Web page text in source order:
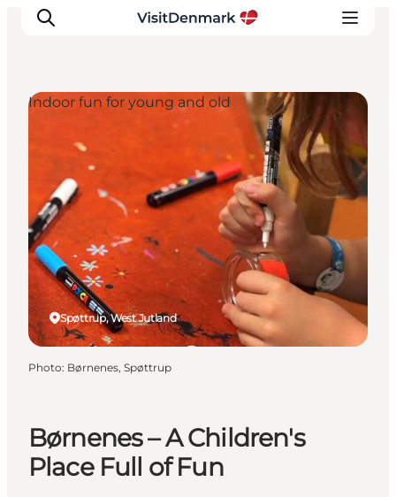
Inspirations
Destinations
Quoi faire
Hébergements
Planifiez votre voyage
Børnenes – A Children's
Place Full of Fun
Spøttrup, West Jutland
Indoor fun for young and old
Photo: Børnenes, Spøttrup